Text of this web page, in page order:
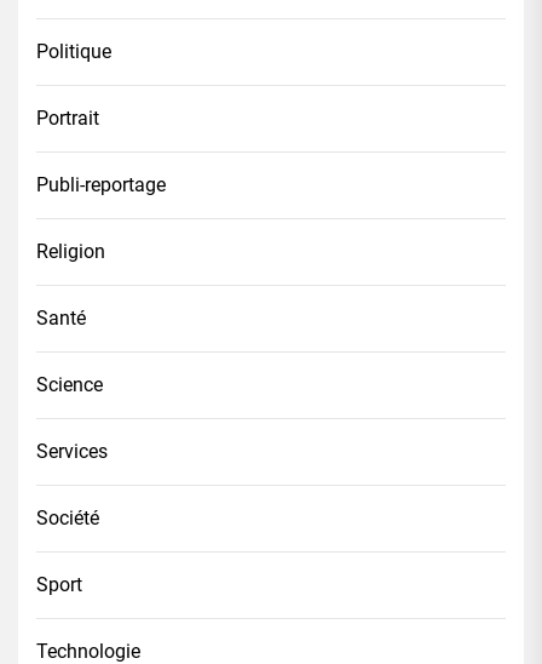
Politique
Portrait
Publi-reportage
Religion
Santé
Science
Services
Société
Sport
Technologie